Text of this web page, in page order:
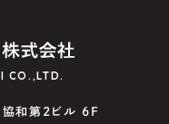
CO.,LTD.
和第2ビル 6F